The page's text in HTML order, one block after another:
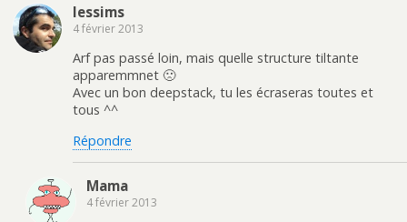
lessims
4 février 2013
Arf pas passé loin, mais quelle structure tiltante
apparemmnet 🙁
Avec un bon deepstack, tu les écraseras toutes et
tous ^^
Répondre
Mama
4 février 2013